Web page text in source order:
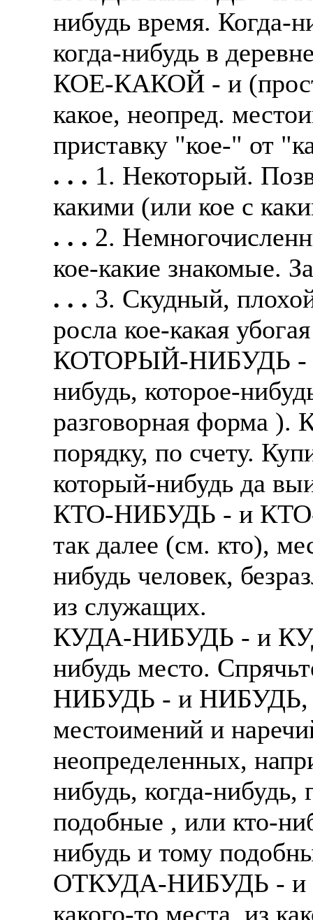
нибудь время.
когда-нибудь в
КОЕ-КАКОЙ - и
какое, неопред.
приставку "кое-" от
. . . 1. Некоторый.
какими (или кое с
. . . 2.
кое-какие знакомые.
. . . 3. Скудный,
росла кое-какая
КОТОРЫЙ-НИБУДЬ -
нибудь, которое-
разговорная форма ).
порядку, по счету.
который-нибудь да
КТО-НИБУДЬ - и КТО-
так далее (см. кто),
нибудь человек,
из служащих.
КУДА-НИБУДЬ - и
нибудь место.
НИБУДЬ - и НИБУДЬ,
местоимений и
неопределенных,
нибудь, когда-нибудь,
подобные , или кто-
нибудь и тому
ОТКУДА-НИБУДЬ - и
какого-то места, из